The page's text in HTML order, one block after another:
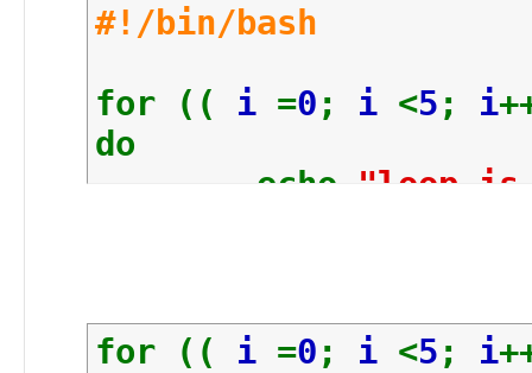
#!/bin/bash
for (( i =0 ; i <5 ; i
do
echo "loop
for (( i =0 ; i <5 ; i